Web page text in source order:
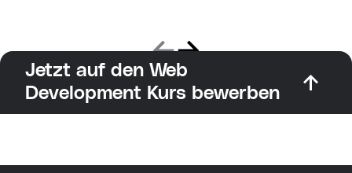
Jetzt auf den Web
Development Kurs bewerben